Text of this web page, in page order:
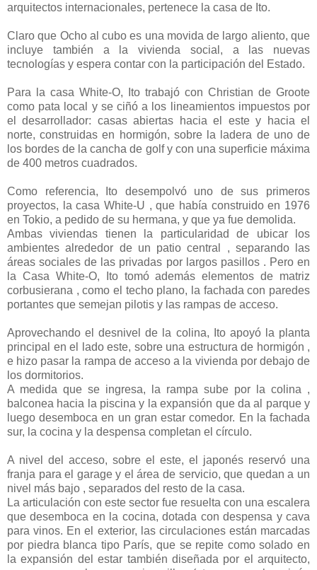
arquitectos internacionales, pertenece la casa de Ito.
Claro que Ocho al cubo es una movida de largo aliento, que
incluye también a la vivienda social, a las nuevas
tecnologías y espera contar con la participación del Estado.
Para la casa White-O, Ito trabajó con Christian de Groote
como pata local y se ciñó a los lineamientos impuestos por
el desarrollador: casas abiertas hacia el este y hacia el
norte, construidas en hormigón, sobre la ladera de uno de
los bordes de la cancha de golf y con una superficie máxima
de 400 metros cuadrados.
Como referencia, Ito desempolvó uno de sus primeros
proyectos, la casa White-U , que había construido en 1976
en Tokio, a pedido de su hermana, y que ya fue demolida.
Ambas viviendas tienen la particularidad de ubicar los
ambientes alrededor de un patio central , separando las
áreas sociales de las privadas por largos pasillos . Pero en
la Casa White-O, Ito tomó además elementos de matriz
corbusierana , como el techo plano, la fachada con paredes
portantes que semejan pilotis y las rampas de acceso.
Aprovechando el desnivel de la colina, Ito apoyó la planta
principal en el lado este, sobre una estructura de hormigón ,
e hizo pasar la rampa de acceso a la vivienda por debajo de
los dormitorios.
A medida que se ingresa, la rampa sube por la colina ,
balconea hacia la piscina y la expansión que da al parque y
luego desemboca en un gran estar comedor. En la fachada
sur, la cocina y la despensa completan el círculo.
A nivel del acceso, sobre el este, el japonés reservó una
franja para el garage y el área de servicio, que quedan a un
nivel más bajo , separados del resto de la casa.
La articulación con este sector fue resuelta con una escalera
que desemboca en la cocina, dotada con despensa y cava
para vinos. En el exterior, las circulaciones están marcadas
por piedra blanca tipo París, que se repite como solado en
la expansión del estar también diseñada por el arquitecto,